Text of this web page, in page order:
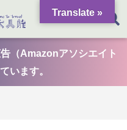
（Amazonアソシエイト
います。
Translate »